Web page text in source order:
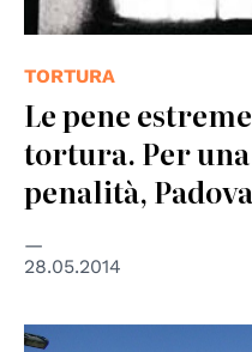
TORTURA
Le pene
tortura. Per
penalità,
28.05.2014
© Consiglio d'Europa